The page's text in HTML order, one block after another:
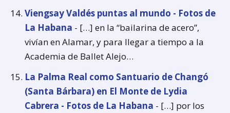
Viengsay Valdés puntas al mundo - Fotos de
La Habana - […] en la “bailarina de acero”,
vivían en Alamar, y para llegar a tiempo a la
Academia de Ballet Alejo…
La Palma Real como Santuario de Changó
(Santa Bárbara) en El Monte de Lydia
Cabrera - Fotos de La Habana - […] por los